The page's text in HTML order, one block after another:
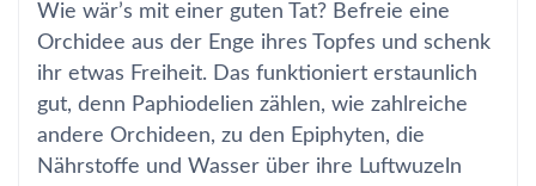
Wie wär’s mit einer guten Tat? Befreie eine
Orchidee aus der Enge ihres Topfes und schenk
ihr etwas Freiheit. Das funktioniert erstaunlich
gut, denn Paphiodelien zählen, wie zahlreiche
andere Orchideen, zu den Epiphyten, die
Nährstoffe und Wasser über ihre Luftwuzeln